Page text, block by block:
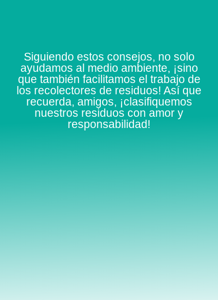
Siguiendo estos consejos, no solo
ayudamos al medio ambiente, ¡sino
que también facilitamos el trabajo de
los recolectores de residuos! Así que
recuerda, amigos, ¡clasifiquemos
nuestros residuos con amor y
responsabilidad!